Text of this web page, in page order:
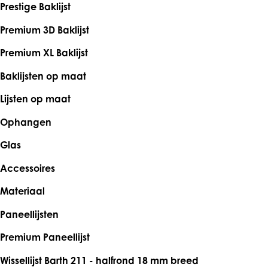
Prestige Baklijst
Premium 3D Baklijst
Premium XL Baklijst
Baklijsten op maat
Lijsten op maat
Ophangen
Glas
Accessoires
Materiaal
Paneellijsten
Premium Paneellijst
Wissellijst Barth 211 - halfrond 18 mm breed